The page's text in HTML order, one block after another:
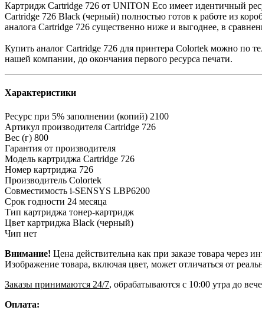
Картридж Cartridge 726 от UNITON Eco имеет идентичный
Cartridge 726 Black (черный) полностью готов к работе из
аналога Cartridge 726 существенно ниже и выгоднее, в
Купить аналог Cartridge 726 для принтера Colortek можно по
нашей компании, до окончания первого ресурса печати.
Характеристики
Ресурс при 5% заполнении (копий) 2100
Артикул производителя Cartridge 726
Вес (г) 800
Гарантия от производителя
Модель картриджа Cartridge 726
Номер картриджа 726
Производитель Colortek
Совместимость i-SENSYS LBP6200
Срок годности 24 месяца
Тип картриджа тонер-картридж
Цвет картриджа Black (черный)
Чип нет
Внимание! Цена действительна как при заказе товара через
Изображение товара, включая цвет, может отличаться от
Заказы принимаются 24/7, обрабатываются с 10:00 утра до
Оплата: